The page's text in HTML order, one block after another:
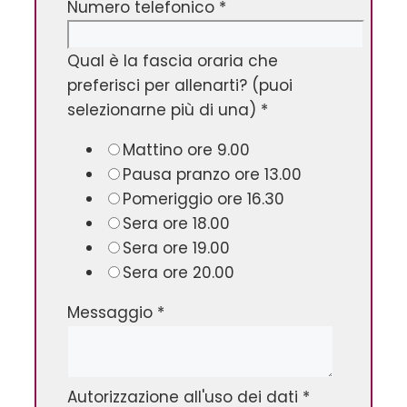
Numero telefonico *
Qual è la fascia oraria che
preferisci per allenarti? (puoi
selezionarne più di una) *
Mattino ore 9.00
Pausa pranzo ore 13.00
Pomeriggio ore 16.30
Sera ore 18.00
Sera ore 19.00
Sera ore 20.00
Messaggio *
Autorizzazione all'uso dei dati *